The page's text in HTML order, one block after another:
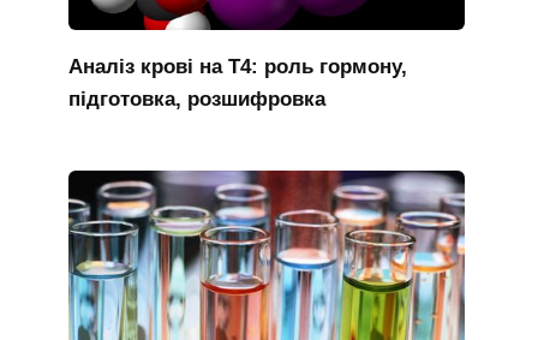
Аналіз крові на Т4: роль гормону,
підготовка, розшифровка